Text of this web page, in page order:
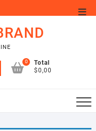
0
Total
$0,00